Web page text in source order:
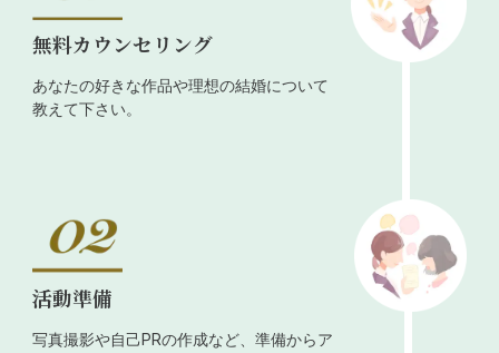
無料カウンセリング
あなたの好きな作品や理想の結婚について
教えて下さい。
活動準備
写真撮影や自己PRの作成など、準備からア